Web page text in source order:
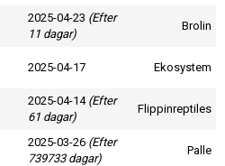
2025-04-23 (Efter
11 dagar)
Brolin
2025-04-17 Ekosystem
2025-04-14 (Efter
61 dagar)
Flippinreptiles
2025-03-26 (Efter
739733 dagar)
Palle